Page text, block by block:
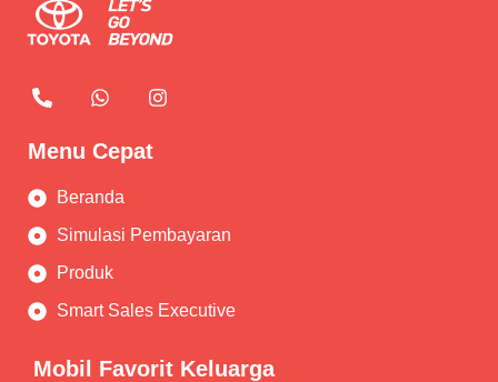
Menu Cepat
Beranda
Simulasi Pembayaran
Produk
Smart Sales Executive
Mobil Favorit Keluarga